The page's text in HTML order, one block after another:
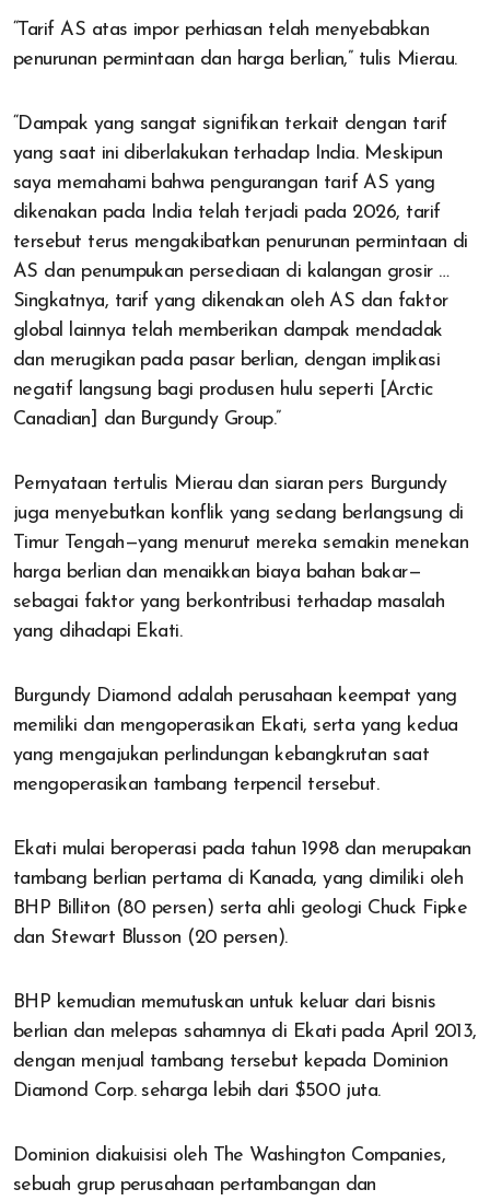
“Tarif AS atas impor perhiasan telah menyebabkan
penurunan permintaan dan harga berlian,” tulis Mierau.
“Dampak yang sangat signifikan terkait dengan tarif
yang saat ini diberlakukan terhadap India. Meskipun
saya memahami bahwa pengurangan tarif AS yang
dikenakan pada India telah terjadi pada 2026, tarif
tersebut terus mengakibatkan penurunan permintaan di
AS dan penumpukan persediaan di kalangan grosir …
Singkatnya, tarif yang dikenakan oleh AS dan faktor
global lainnya telah memberikan dampak mendadak
dan merugikan pada pasar berlian, dengan implikasi
negatif langsung bagi produsen hulu seperti [Arctic
Canadian] dan Burgundy Group.”
Pernyataan tertulis Mierau dan siaran pers Burgundy
juga menyebutkan konflik yang sedang berlangsung di
Timur Tengah—yang menurut mereka semakin menekan
harga berlian dan menaikkan biaya bahan bakar—
sebagai faktor yang berkontribusi terhadap masalah
yang dihadapi Ekati.
Burgundy Diamond adalah perusahaan keempat yang
memiliki dan mengoperasikan Ekati, serta yang kedua
yang mengajukan perlindungan kebangkrutan saat
mengoperasikan tambang terpencil tersebut.
Ekati mulai beroperasi pada tahun 1998 dan merupakan
tambang berlian pertama di Kanada, yang dimiliki oleh
BHP Billiton (80 persen) serta ahli geologi Chuck Fipke
dan Stewart Blusson (20 persen).
BHP kemudian memutuskan untuk keluar dari bisnis
berlian dan melepas sahamnya di Ekati pada April 2013,
dengan menjual tambang tersebut kepada Dominion
Diamond Corp. seharga lebih dari $500 juta.
Dominion diakuisisi oleh The Washington Companies,
sebuah grup perusahaan pertambangan dan